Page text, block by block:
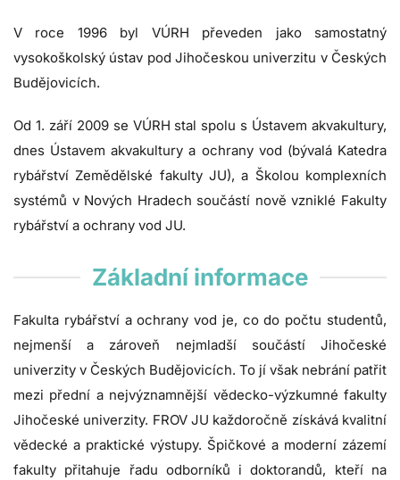
V roce 1996 byl VÚRH převeden jako samostatný
vysokoškolský ústav pod Jihočeskou univerzitu v Českých
Budějovicích.
Od 1. září 2009 se VÚRH stal spolu s Ústavem akvakultury,
dnes Ústavem akvakultury a ochrany vod (bývalá Katedra
rybářství Zemědělské fakulty JU), a Školou komplexních
systémů v Nových Hradech součástí nově vzniklé Fakulty
rybářství a ochrany vod JU.
Základní informace
Fakulta rybářství a ochrany vod je, co do počtu studentů,
nejmenší a zároveň nejmladší součástí Jihočeské
univerzity v Českých Budějovicích. To jí však nebrání patřit
mezi přední a nejvýznamnější vědecko-výzkumné fakulty
Jihočeské univerzity. FROV JU každoročně získává kvalitní
vědecké a praktické výstupy. Špičkové a moderní zázemí
fakulty přitahuje řadu odborníků i doktorandů, kteří na